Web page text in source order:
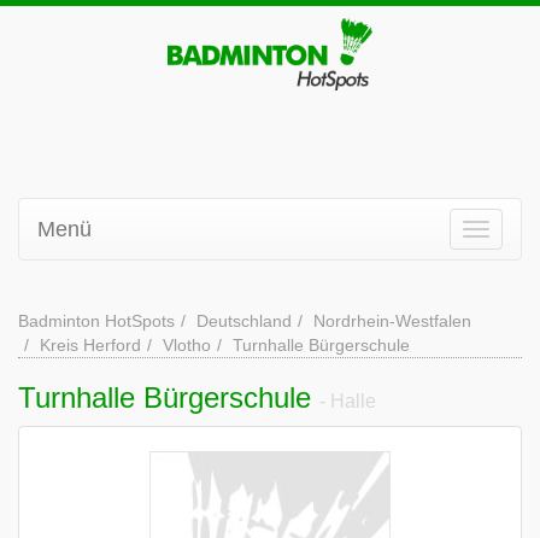
Menü
Badminton HotSpots Deutschland
Nordrhein-Westfalen
Kreis Herford
Vlotho Turnhalle Bürgerschule
Turnhalle Bürgerschule - Halle